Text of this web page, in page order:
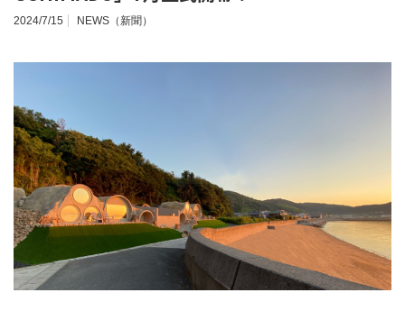
2024/7/15 NEWS（新聞）